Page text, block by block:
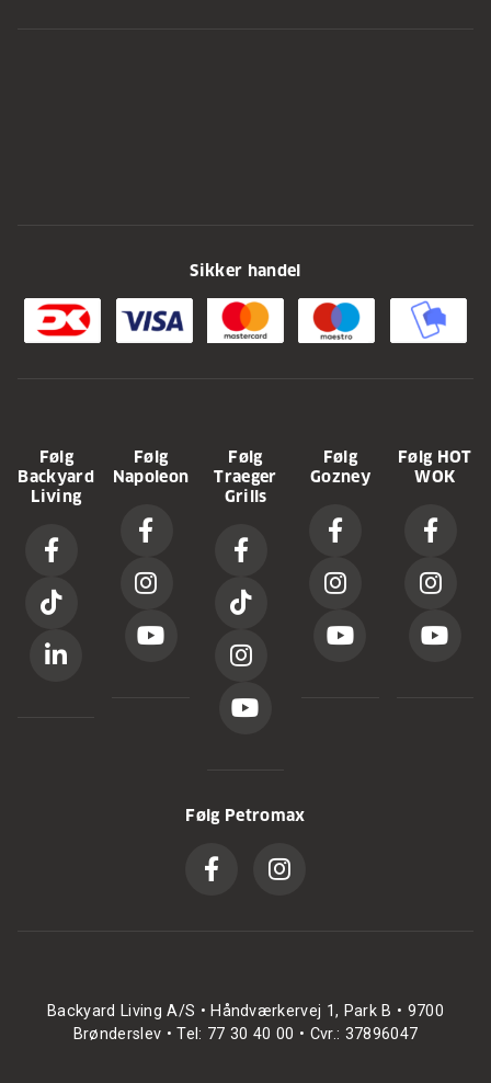
Sikker handel
Følg
Backyard
Living
Følg
Napoleon
Følg
Traeger
Grills
Følg
Gozney
Følg HOT
WOK
Følg Petromax
Backyard Living A/S • Håndværkervej 1, Park B • 9700
Brønderslev • Tel: 77 30 40 00 • Cvr.: 37896047